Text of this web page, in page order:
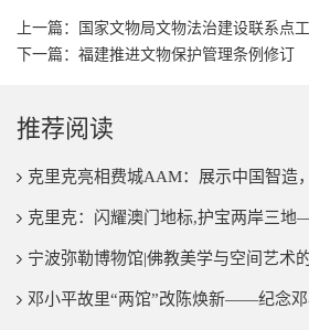
上一篇：国家文物局文物法治建设联系点
下一篇：福建推进文物保护管理条例修订
推荐阅读
克里克亮相费城AAM：展示中国智造
克里克：闪耀澳门地标,护宝两岸三
宁波弥勒博物馆|佛教美学与空间艺术
邓小平故里“两馆”改陈焕新——纪念